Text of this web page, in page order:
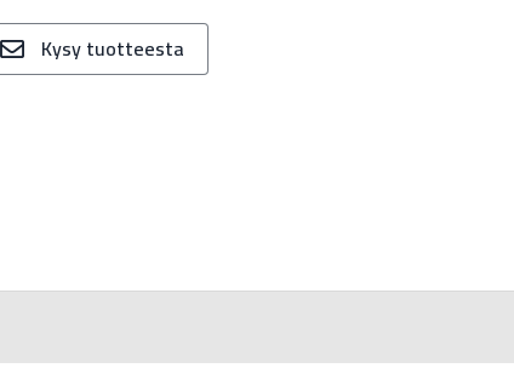
Kysy tuotteesta